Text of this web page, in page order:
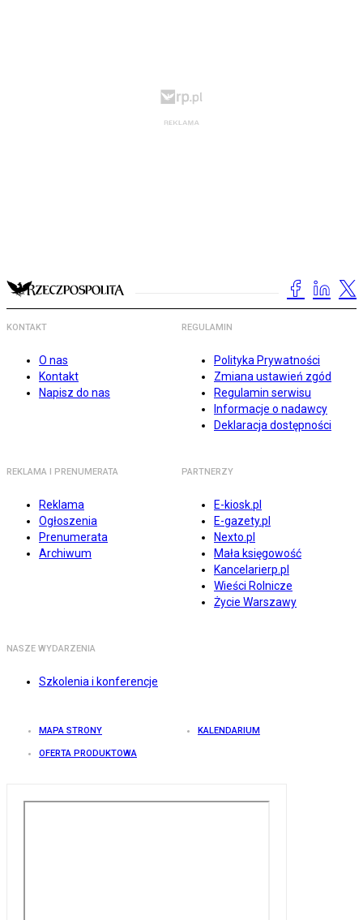
KONTAKT
O nas
Kontakt
Napisz do nas
REGULAMIN
Polityka Prywatności
Zmiana ustawień zgód
Regulamin serwisu
Informacje o nadawcy
Deklaracja dostępności
REKLAMA I PRENUMERATA
Reklama
Ogłoszenia
Prenumerata
Archiwum
PARTNERZY
E-kiosk.pl
E-gazety.pl
Nexto.pl
Mała księgowość
Kancelarierp.pl
Wieści Rolnicze
Życie Warszawy
NASZE WYDARZENIA
Szkolenia i konferencje
MAPA STRONY KALENDARIUM
OFERTA PRODUKTOWA